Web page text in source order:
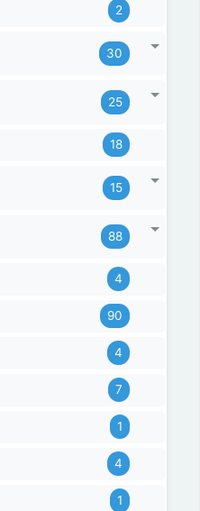
2
30
25
18
15
88
4
90
4
7
1
4
1